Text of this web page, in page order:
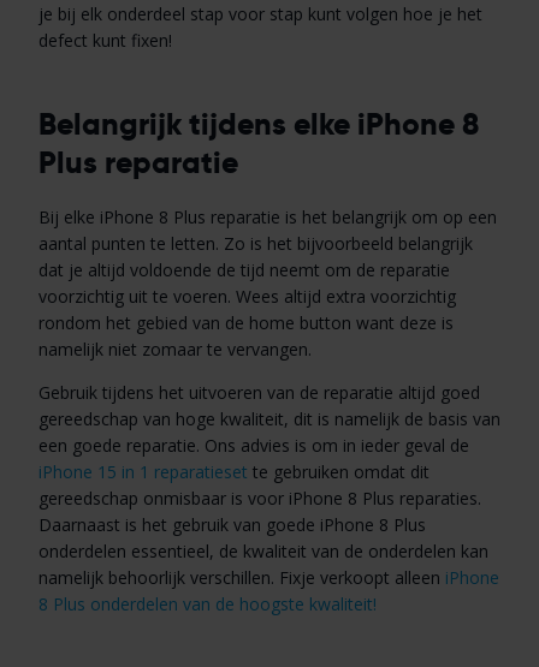
je bij elk onderdeel stap voor stap kunt volgen hoe je het
defect kunt fixen!
Belangrijk tijdens elke iPhone 8
Plus reparatie
Bij elke iPhone 8 Plus reparatie is het belangrijk om op een
aantal punten te letten. Zo is het bijvoorbeeld belangrijk
dat je altijd voldoende de tijd neemt om de reparatie
voorzichtig uit te voeren. Wees altijd extra voorzichtig
rondom het gebied van de home button want deze is
namelijk niet zomaar te vervangen.
Gebruik tijdens het uitvoeren van de reparatie altijd goed
gereedschap van hoge kwaliteit, dit is namelijk de basis van
een goede reparatie. Ons advies is om in ieder geval de
iPhone 15 in 1 reparatieset te gebruiken omdat dit
gereedschap onmisbaar is voor iPhone 8 Plus reparaties.
Daarnaast is het gebruik van goede iPhone 8 Plus
onderdelen essentieel, de kwaliteit van de onderdelen kan
namelijk behoorlijk verschillen. Fixje verkoopt alleen iPhone
8 Plus onderdelen van de hoogste kwaliteit!